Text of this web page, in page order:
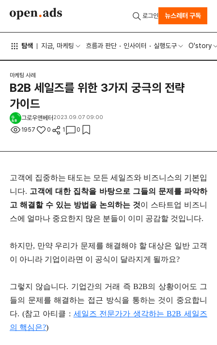
탐색 지금, 마케팅 흐름과 판단 인사이터 실행도구 O'story
로그인 뉴스레터 구독
마케팅 사례
B2B 세일즈를 위한 3가지 궁극의 전략
가이드
그로우앤베터 2023.09.07 09:00
1957 0 1 0
고객에 집중하는 태도는 모든 세일즈와 비즈니스의 기본입
니다. 고객에 대한 집착을 바탕으로 그들의 문제를 파악하
고 해결할 수 있는 방법을 논의하는 것이 스타트업 비즈니
스에 얼마나 중요한지 많은 분들이 이미 공감할 것입니다.
하지만, 만약 우리가 문제를 해결해야 할 대상은 일반 고객
이 아니라 기업이라면 이 공식이 달라지게 될까요?
그렇지 않습니다. 기업간의 거래 즉 B2B의 상황이어도 그
들의 문제를 해결하는 접근 방식을 통하는 것이 중요합니
다. (참고 아티클 : 세일즈 전문가가 생각하는 B2B 세일즈
의 핵심은?)